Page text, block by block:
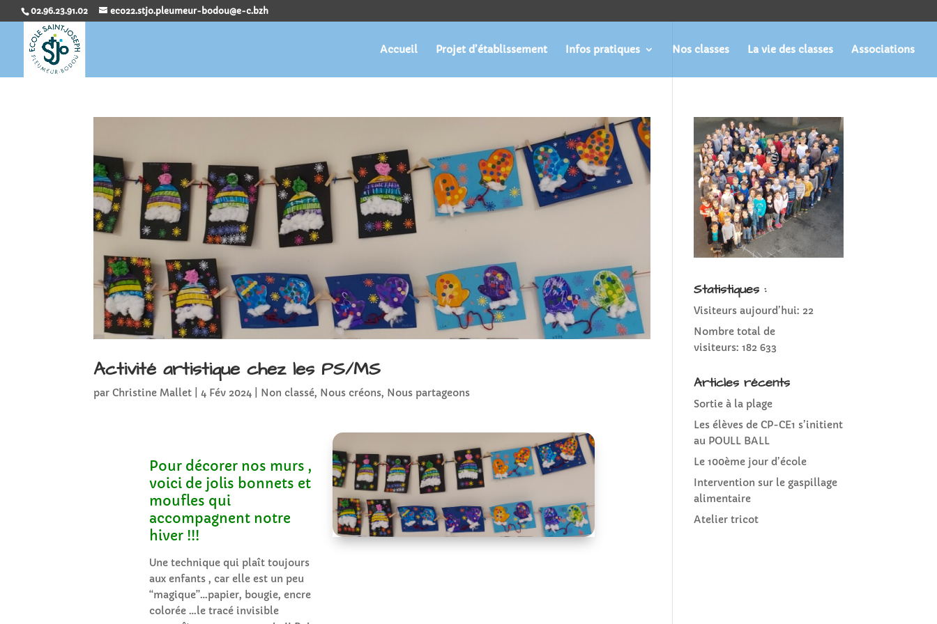
02.96.23.91.02 eco22.stjo.pleumeur-bodou@e-c.bzh
Accueil Projet d’établissement Infos pratiques Nos classes La vie des classes Associations
Activité artistique chez les PS/MS
parChristine Mallet |4 Fév 2024 Non classé, Nous créons, Nous partageons
Pour décorer nos murs ,
voici de jolis bonnets et
moufles qui
accompagnent notre
hiver !!!
Une technique qui plaît toujours
aux enfants , car elle est un peu
“magique”…papier, bougie, encre
colorée …le tracé invisible
Statistiques :
Visiteurs aujourd’hui: 22
Nombre total de
visiteurs: 182 633
Articles récents
Sortie à la plage
Les élèves de CP-CE1 s’initient
au POULL BALL
Le 100ème jour d’école
Intervention sur le gaspillage
alimentaire
Atelier tricot